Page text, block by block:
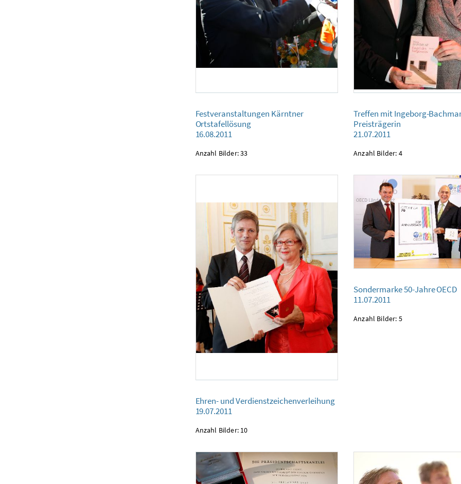
16.08.2011
Festveranstaltungen Kärntner
Ortstafellösung
16.08.2011
Anzahl Bilder: 33
21.07.2011
Treffen mit Ingeborg-
Preisträgerin
21.07.2011
Anzahl Bilder: 4
19.07.2011
Ehren- und Verdienstzeichenverleihung
19.07.2011
Anzahl Bilder: 10
11.07.2011
Sondermarke 50-Jahre OECD
11.07.2011
Anzahl Bilder: 5